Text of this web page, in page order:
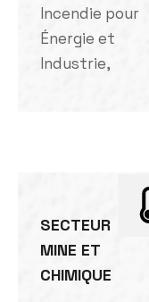
Incendie pour
Énergie et
Industrie,
SECTEUR
MINE ET
CHIMIQUE